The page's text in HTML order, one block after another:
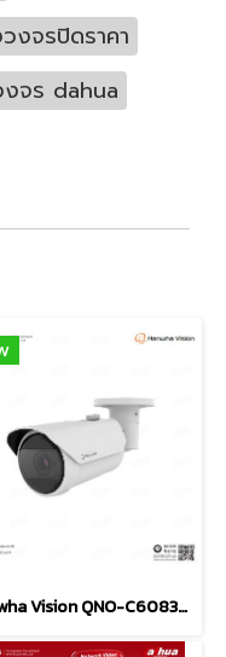
งจรปิดราคา
จร dahua
Hanwha Vision QNO-C6083R / 2MP AI IR Bullet Camera